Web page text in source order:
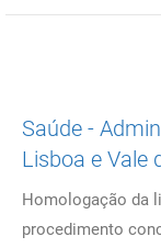
Saúde -
Lisboa e Vale
Homologação da
procedimento